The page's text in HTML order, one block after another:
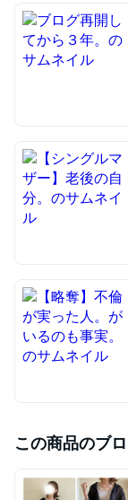
この商品のブ